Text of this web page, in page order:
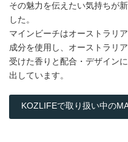
その魅力を伝えたい気持ちが
した。
マインビーチはオーストラリ
成分を使用し、オーストラリ
受けた香りと配合・デザイン
出しています。
KOZLIFEで取り扱い中の